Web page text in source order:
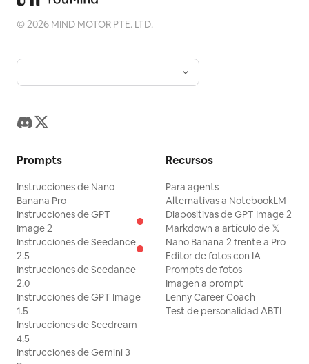
©2026 MIND MOTOR PTE. LTD.
Prompts
Instrucciones de Nano
Banana Pro
Instrucciones de GPT
Image 2
Instrucciones de Seedance
2.5
Instrucciones de Seedance
2.0
Instrucciones de GPT Image
1.5
Instrucciones de Seedream
4.5
Instrucciones de Gemini 3
Recursos
Para agents
Alternativas a NotebookLM
Diapositivas de GPT Image 2
Markdown a artículo de 𝕏
Nano Banana 2 frente a Pro
Editor de fotos con IA
Prompts de fotos
Imagen a prompt
Lenny Career Coach
Test de personalidad ABTI